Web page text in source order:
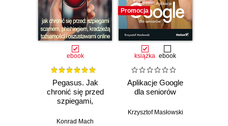
ebook
Pegasus. Jak
chronić się przed
szpiegami,
phishingiem,
Konrad Mach
Promocja
książka ebook
Aplikacje Google
dla seniorów
Krzysztof Masłowski